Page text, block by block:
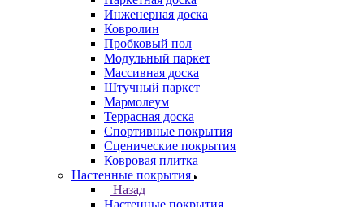
Инженерная доска
Ковролин
Пробковый пол
Модульный паркет
Массивная доска
Штучный паркет
Мармолеум
Террасная доска
Спортивные покрытия
Сценические покрытия
Ковровая плитка
Настенные покрытия
Назад
Настенные покрытия